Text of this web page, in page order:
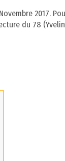
2017.
du 78